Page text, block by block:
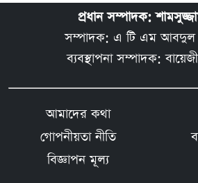
প্রধান সম্পাদক:
সম্পাদক: এ টি এম আবদুল
ব্যবস্থাপনা সম্পাদক:
আমাদের কথা
গোপনীয়তা নীতি
বিজ্ঞাপন মূল্য